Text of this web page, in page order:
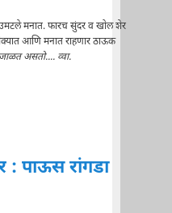
मनात. फारच सुंदर व खोल शेर
आणि मनात राहणार ठाऊक
असतो.... व्वा.
पाऊस रांगडा